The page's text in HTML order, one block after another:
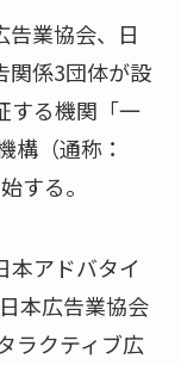
告業協会、日
関係3団体が設
する機関「一
構（通称：
する。
本アドバタイ
本広告業協会
ラクティブ広